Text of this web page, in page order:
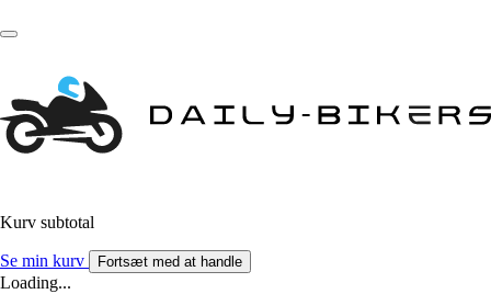
Kurv subtotal
Se min kurv Fortsæt med at handle
Loading...